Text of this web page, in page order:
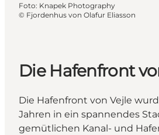
Foto: Knapek Photography
© Fjordenhus von Olafur Eliasson
Die Hafenfront
Die Hafenfront von Vejle
Jahren in ein spannendes
gemütlichen Kanal- und